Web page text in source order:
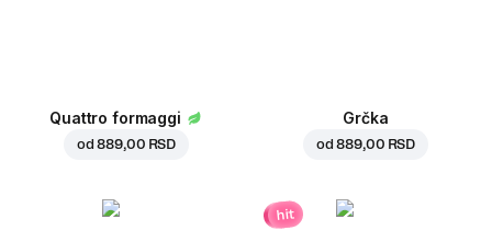
Quattro formaggi
od889,00 RSD
Grčka
od889,00 RSD
hit